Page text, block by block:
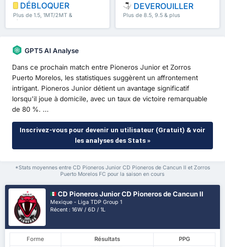
DÉBLOQUER
Plus de 1.5, 1MT/2MT &
plus
DEVEROUILLER
Plus de 8.5, 9.5 & plus
GPT5 AI Analyse
Dans ce prochain match entre Pioneros Junior et Zorros
Puerto Morelos, les statistiques suggèrent un affrontement
intrigant. Pioneros Junior détient un avantage significatif
lorsqu'il joue à domicile, avec un taux de victoire remarquable
de 80 %. ...
Inscrivez-vous pour devenir un utilisateur (Gratuit) & voir
les analyses des Stats »
*Stats moyennes entre CD Pioneros Junior CD Pioneros de Cancun II et Zorros
Puerto Morelos FC pour la saison en cours
CD Pioneros Junior CD Pioneros de Cancun II
Mexique - Liga TDP Group 1
Récent : 16W / 6D / 1L
Forme Résultats
PPG